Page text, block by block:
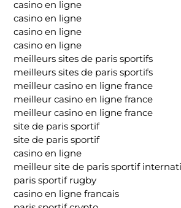
casino en ligne
casino en ligne
casino en ligne
casino en ligne
meilleurs sites de paris sportifs
meilleurs sites de paris sportifs
meilleur casino en ligne france
meilleur casino en ligne france
meilleur casino en ligne france
site de paris sportif
site de paris sportif
casino en ligne
meilleur site de paris sportif
paris sportif rugby
casino en ligne francais